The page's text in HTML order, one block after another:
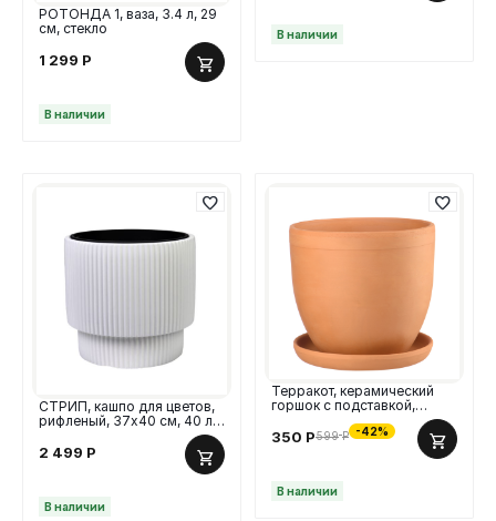
РОТОНДА 1, ваза, 3.4 л, 29
см, стекло
1 299 Р
В наличии
В наличии
СТРИП, кашпо для цветов,
рифленый, 37х40 см, 40 л,
2 499 Р
В наличии
Терракот, керамический
горшок с подставкой,
350 Р599 Р -42%
В наличии